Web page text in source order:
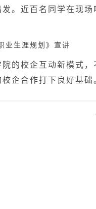
近百名同学在现场
校企互动新模式，
企合作打下良好基础